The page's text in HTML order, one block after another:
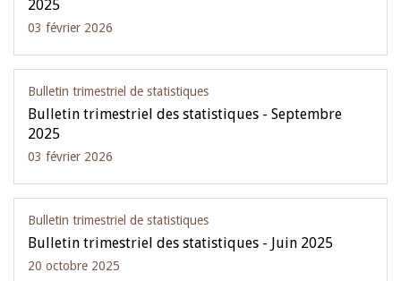
2025
03 février 2026
Bulletin trimestriel de statistiques
Bulletin trimestriel des statistiques - Septembre
2025
03 février 2026
Bulletin trimestriel de statistiques
Bulletin trimestriel des statistiques - Juin 2025
20 octobre 2025